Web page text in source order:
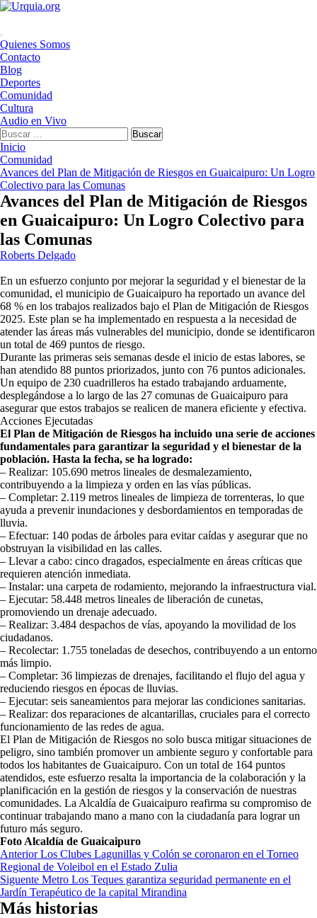
Saltar
Menú
principal
Quienes Somos
Contacto
Blog
Deportes
Comunidad
Cultura
Audio en Vivo
Buscar:
Inicio
Comunidad
Avances del Plan de Mitigación de Riesgos en Guaicaipuro: Un Logro
Colectivo para las Comunas
Avances del Plan de Mitigación de Riesgos
en Guaicaipuro: Un Logro Colectivo para
las Comunas
Roberts Delgado
En un esfuerzo conjunto por mejorar la seguridad y el bienestar de la
comunidad, el municipio de Guaicaipuro ha reportado un avance del
68 % en los trabajos realizados bajo el Plan de Mitigación de Riesgos
2025. Este plan se ha implementado en respuesta a la necesidad de
atender las áreas más vulnerables del municipio, donde se identificaron
un total de 469 puntos de riesgo.
Durante las primeras seis semanas desde el inicio de estas labores, se
han atendido 88 puntos priorizados, junto con 76 puntos adicionales.
Un equipo de 230 cuadrilleros ha estado trabajando arduamente,
desplegándose a lo largo de las 27 comunas de Guaicaipuro para
asegurar que estos trabajos se realicen de manera eficiente y efectiva.
Acciones Ejecutadas
El Plan de Mitigación de Riesgos ha incluido una serie de acciones
fundamentales para garantizar la seguridad y el bienestar de la
población. Hasta la fecha, se ha logrado:
– Realizar: 105.690 metros lineales de desmalezamiento,
contribuyendo a la limpieza y orden en las vías públicas.
– Completar: 2.119 metros lineales de limpieza de torrenteras, lo que
ayuda a prevenir inundaciones y desbordamientos en temporadas de
lluvia.
– Efectuar: 140 podas de árboles para evitar caídas y asegurar que no
obstruyan la visibilidad en las calles.
– Llevar a cabo: cinco dragados, especialmente en áreas críticas que
requieren atención inmediata.
– Instalar: una carpeta de rodamiento, mejorando la infraestructura vial.
– Ejecutar: 58.448 metros lineales de liberación de cunetas,
promoviendo un drenaje adecuado.
– Realizar: 3.484 despachos de vías, apoyando la movilidad de los
ciudadanos.
– Recolectar: 1.755 toneladas de desechos, contribuyendo a un entorno
más limpio.
– Completar: 36 limpiezas de drenajes, facilitando el flujo del agua y
reduciendo riesgos en épocas de lluvias.
– Ejecutar: seis saneamientos para mejorar las condiciones sanitarias.
– Realizar: dos reparaciones de alcantarillas, cruciales para el correcto
funcionamiento de las redes de agua.
El Plan de Mitigación de Riesgos no solo busca mitigar situaciones de
peligro, sino también promover un ambiente seguro y confortable para
todos los habitantes de Guaicaipuro. Con un total de 164 puntos
atendidos, este esfuerzo resalta la importancia de la colaboración y la
planificación en la gestión de riesgos y la conservación de nuestras
comunidades. La Alcaldía de Guaicaipuro reafirma su compromiso de
continuar trabajando mano a mano con la ciudadanía para lograr un
futuro más seguro.
Foto Alcaldía de Guaicaipuro
Navegación
de
entradas
AnteriorLos Clubes Lagunillas y Colón se coronaron en el Torneo
Regional de Voleibol en el Estado Zulia
Siguente Metro Los Teques garantiza seguridad permanente en el
Jardín Terapéutico de la capital Mirandina
Más historias